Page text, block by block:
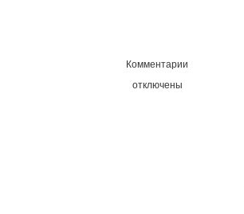
Комментарии
отключены